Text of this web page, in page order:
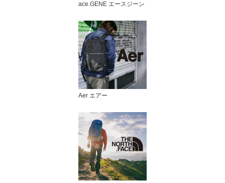
ace.GENE エースジーン
Aer エアー